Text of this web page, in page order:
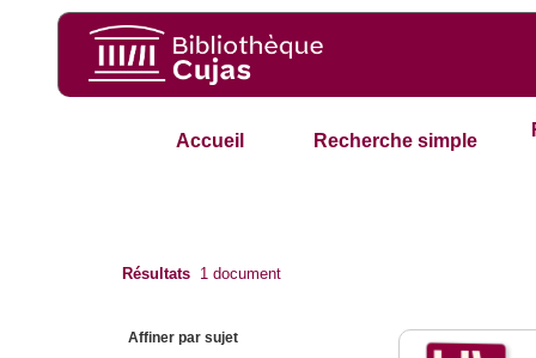
Accueil Recherche simple
Résultats 1 document
Affiner par sujet